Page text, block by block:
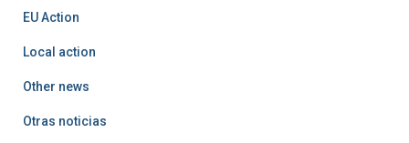
EU Action
Local action
Other news
Otras noticias